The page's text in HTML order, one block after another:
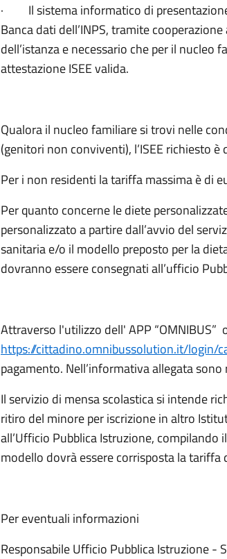
· Il sistema informatico di presentazione
Banca dati dell’INPS, tramite
dell’istanza e necessario che per il nucleo
attestazione ISEE valida.
Qualora il nucleo familiare si trovi nelle
(genitori non conviventi), l’ISEE richiesto
Per i non residenti la tariffa massima è di
Per quanto concerne le diete
personalizzato a partire dall’avvio del
sanitaria e/o il modello preposto per la
dovranno essere consegnati all’ufficio
Attraverso l'utilizzo dell' APP “OMNIBUS”
https://cittadino.omnibussolution.it/login/
pagamento. Nell’informativa allegata
Il servizio di mensa scolastica si intende
ritiro del minore per iscrizione in altro
all’Ufficio Pubblica Istruzione,
modello dovrà essere corrisposta la
Per eventuali informazioni
Responsabile Ufficio Pubblica Istruzione -